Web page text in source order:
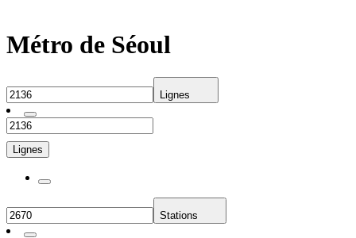
Métro de Séoul
Lignes
Lignes
Stations